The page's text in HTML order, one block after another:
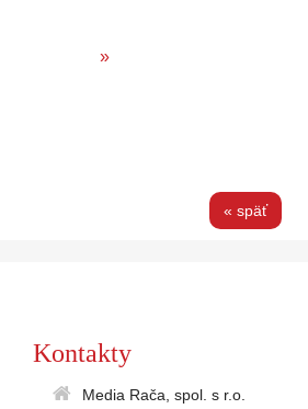
»
« späť
Kontakty
Media Rača, spol. s r.o.